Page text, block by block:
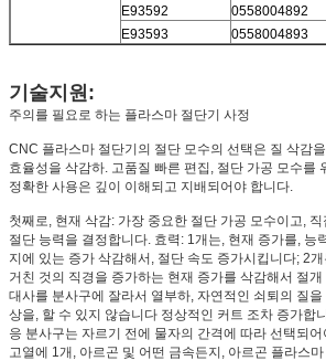
E93592
0558004892
E93593
0558004893
기술지원:
주의를 필요로 하는 플라스마 절단기 사정
CNC 플라스마 절단기의 절단 모수의 선택은 질 삭감
효율성을 삭감하. 고품질 빠른 편집, 절단 가공 모수를
정확한 사용은 깊이 이해되고 지배되어야 합니다.
첫째로, 현재 삭감: 가장 중요한 절단 가공 모수이고,
절단 능력을 결정합니다. 효력: 1개는, 현재 증가를, 능
지에 있는 증가 삭감해서, 절단 속도 증가시킵니다; 2
거친 것의 직경을 증가하는 현재 증가를 삭감해서 절
대사를 분사구에 잘라서 열부하, 자연적인 쇠퇴의 질
상을, 할 수 있지 않습니다 정상적인 커트 조차 증가합
응 분사구는 자르기 전에 물자의 간격에 따라 선택되
고열에 1개, 아르곤 및 어떤 금속든지, 아르곤 플라스